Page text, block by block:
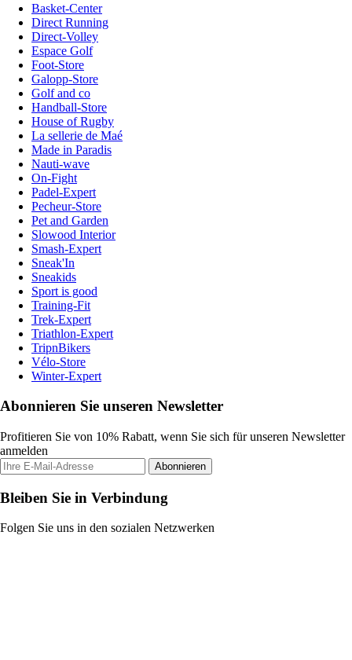
Basket-Center
Direct Running
Direct-Volley
Espace Golf
Foot-Store
Galopp-Store
Golf and co
Handball-Store
House of Rugby
La sellerie de Maé
Made in Paradis
Nauti-wave
On-Fight
Padel-Expert
Pecheur-Store
Pet and Garden
Slowood Interior
Smash-Expert
Sneak'In
Sneakids
Sport is good
Training-Fit
Trek-Expert
Triathlon-Expert
TripnBikers
Vélo-Store
Winter-Expert
Abonnieren Sie unseren Newsletter
Profitieren Sie von 10% Rabatt, wenn Sie sich für unseren Newsletter
anmelden
Abonnieren
Bleiben Sie in Verbindung
Folgen Sie uns in den sozialen Netzwerken